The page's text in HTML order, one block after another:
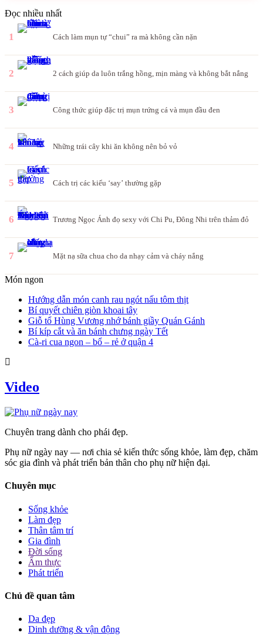
Đọc nhiều nhất
1 Cách làm mụn tự “chui” ra mà không cần nặn
2 2 cách giúp da luôn trắng hồng, mịn màng và không bắt nắng
3 Công thức giúp đặc trị mụn trứng cá và mụn đầu đen
4 Những trái cây khi ăn không nên bỏ vỏ
5 Cách trị các kiểu ‘say’ thường gặp
6 Trương Ngọc Ánh đọ sexy với Chi Pu, Đông Nhi trên thảm đỏ
7 Mặt nạ sữa chua cho da nhạy cảm và cháy nắng
Món ngon
Hướng dẫn món canh rau ngót nấu tôm thịt
Bí quyết chiên giòn khoai tây
Giỗ tổ Hùng Vương nhớ bánh giầy Quán Gánh
Bí kíp cắt và ăn bánh chưng ngày Tết
Cà-ri cua ngon – bổ – rẻ ở quận 4
Video
Chuyên trang dành cho phái đẹp.
Phụ nữ ngày nay — nơi chia sẻ kiến thức sống khỏe, làm đẹp, chăm
sóc gia đình và phát triển bản thân cho phụ nữ hiện đại.
Chuyên mục
Sống khỏe
Làm đẹp
Thân tâm trí
Gia đình
Đời sống
Ẩm thực
Phát triển
Chủ đề quan tâm
Da đẹp
Dinh dưỡng & vận động